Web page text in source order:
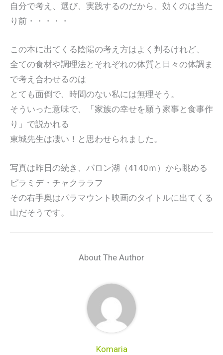
自分で考え、選び、実践するのだから、効くのは当た
り前・・・・・
この本に出てくる陰陽の考え方はよく判るけれど、
全ての食材や調理法とそれぞれの体質と日々の体調ま
で考え合わせるのは
とても面倒で、時間のない私には無理そう。
そういった意味で、「家族の幸せを願う家事と食事作
り」で説かれる
東城先生は凄い！と思わせられました。
写真は昨日の続き、パロン湖（4140ｍ）から眺める
ピラミデ・チャクララフ
その右手奥はパラマウント映画のタイトルに出てくる
山だそうです。
About The Author
Komaria